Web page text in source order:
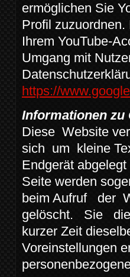
ermöglichen Sie
Profil
Ihrem YouTube-
Umgang mit
https://
Informationen zu
Diese Website
sich um kleine
Endgerät
Seite werden
beim Aufruf
der
gelöscht.
Sie
kurzer Zeit
Voreinstellungen